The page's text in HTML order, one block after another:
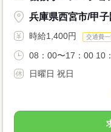
兵庫県西宮市/甲
時給1,400円 交通費
08：00〜17：00 10
日曜日 祝日